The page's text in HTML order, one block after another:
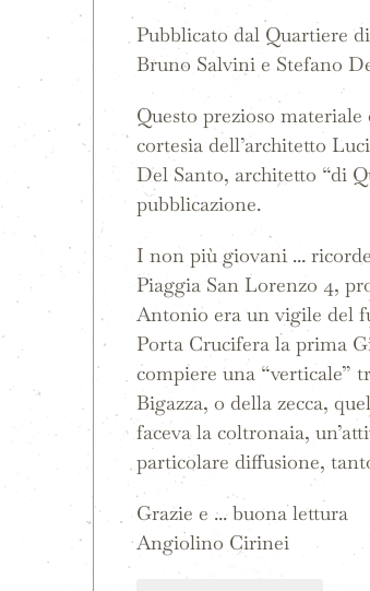
Pubblicato dal Quartiere
Bruno Salvini e Stefano
Questo prezioso
cortesia dell’architetto
Del Santo, architetto “di
pubblicazione.
I non più giovani ...
Piaggia San Lorenzo 4,
Antonio era un vigile del
Porta Crucifera la prima
compiere una “verticale”
Bigazza, o della zecca,
faceva la coltronaia,
particolare diffusione,
Grazie e ... buona lettura
Angiolino Cirinei